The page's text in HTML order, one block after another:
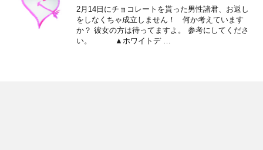
2月14日にチョコレートを貰った男性諸君、お返し
をしなくちゃ成立しません！ 何か考えています
か？ 彼女の方は待ってますよ。 参考にしてくださ
い。 ▲ホワイトデ …